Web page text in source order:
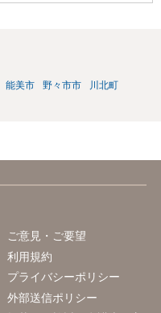
能美市 野々市市
川北町
ご意見・ご要望
利用規約
プライバシーポリシー
外部送信ポリシー